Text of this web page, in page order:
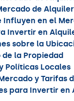
de
Influyen en el
Invertir en
sobre la
de la Propiedad
Políticas Locales
y Tarifas
para Invertir en